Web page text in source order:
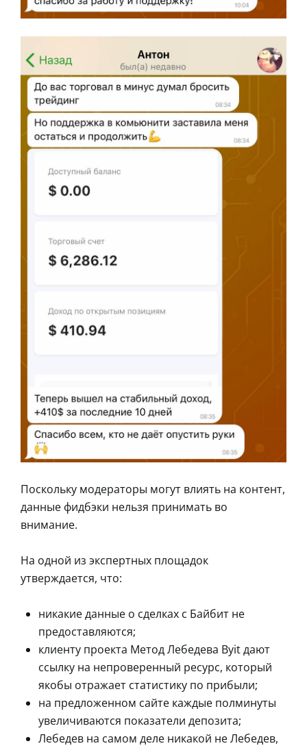
Поскольку модераторы могут влиять на контент,
данные фидбэки нельзя принимать во
внимание.
На одной из экспертных площадок
утверждается, что:
никакие данные о сделках с Байбит не
предоставляются;
клиенту проекта Метод Лебедева Byit дают
ссылку на непроверенный ресурс, который
якобы отражает статистику по прибыли;
на предложенном сайте каждые полминуты
увеличиваются показатели депозита;
Лебедев на самом деле никакой не Лебедев,